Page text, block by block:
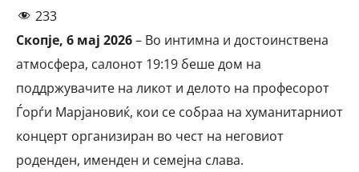
233
Скопје, 6 мај 2026– Во интимна и достоинствена
атмосфера, салонот 19:19 беше дом на
поддржувачите на ликот и делото на професорот
Ѓорѓи Марјановиќ, кои се собраа на хуманитарниот
концерт организиран во чест на неговиот
роденден, именден и семејна слава.